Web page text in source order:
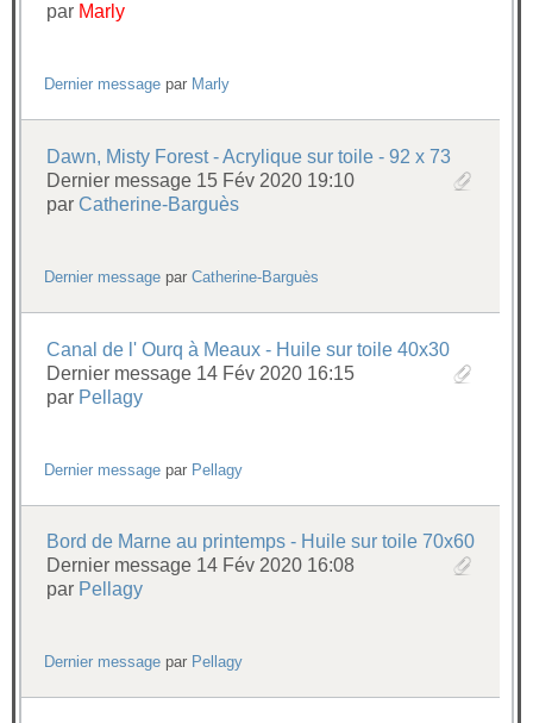
par Marly
Dernier message par Marly
Dawn, Misty Forest - Acrylique sur toile - 92 x 73
Dernier message 15 Fév 2020 19:10
par Catherine-Barguès
Dernier message parCatherine-Barguès
Canal de l' Ourq à Meaux - Huile sur toile 40x30
Dernier message 14 Fév 2020 16:15
par Pellagy
Dernier message par Pellagy
Bord de Marne au printemps - Huile sur toile 70x60
Dernier message 14 Fév 2020 16:08
par Pellagy
Dernier message par Pellagy